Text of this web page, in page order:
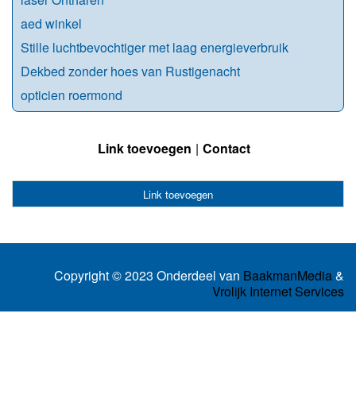
aed winkel
Stille luchtbevochtiger met laag energieverbruik
Dekbed zonder hoes van Rustigenacht
opticien roermond
Link toevoegen Contact
Link toevoegen
Copyright © 2023 Onderdeel van BaakmanMedia&
Vrolijk Internet Services